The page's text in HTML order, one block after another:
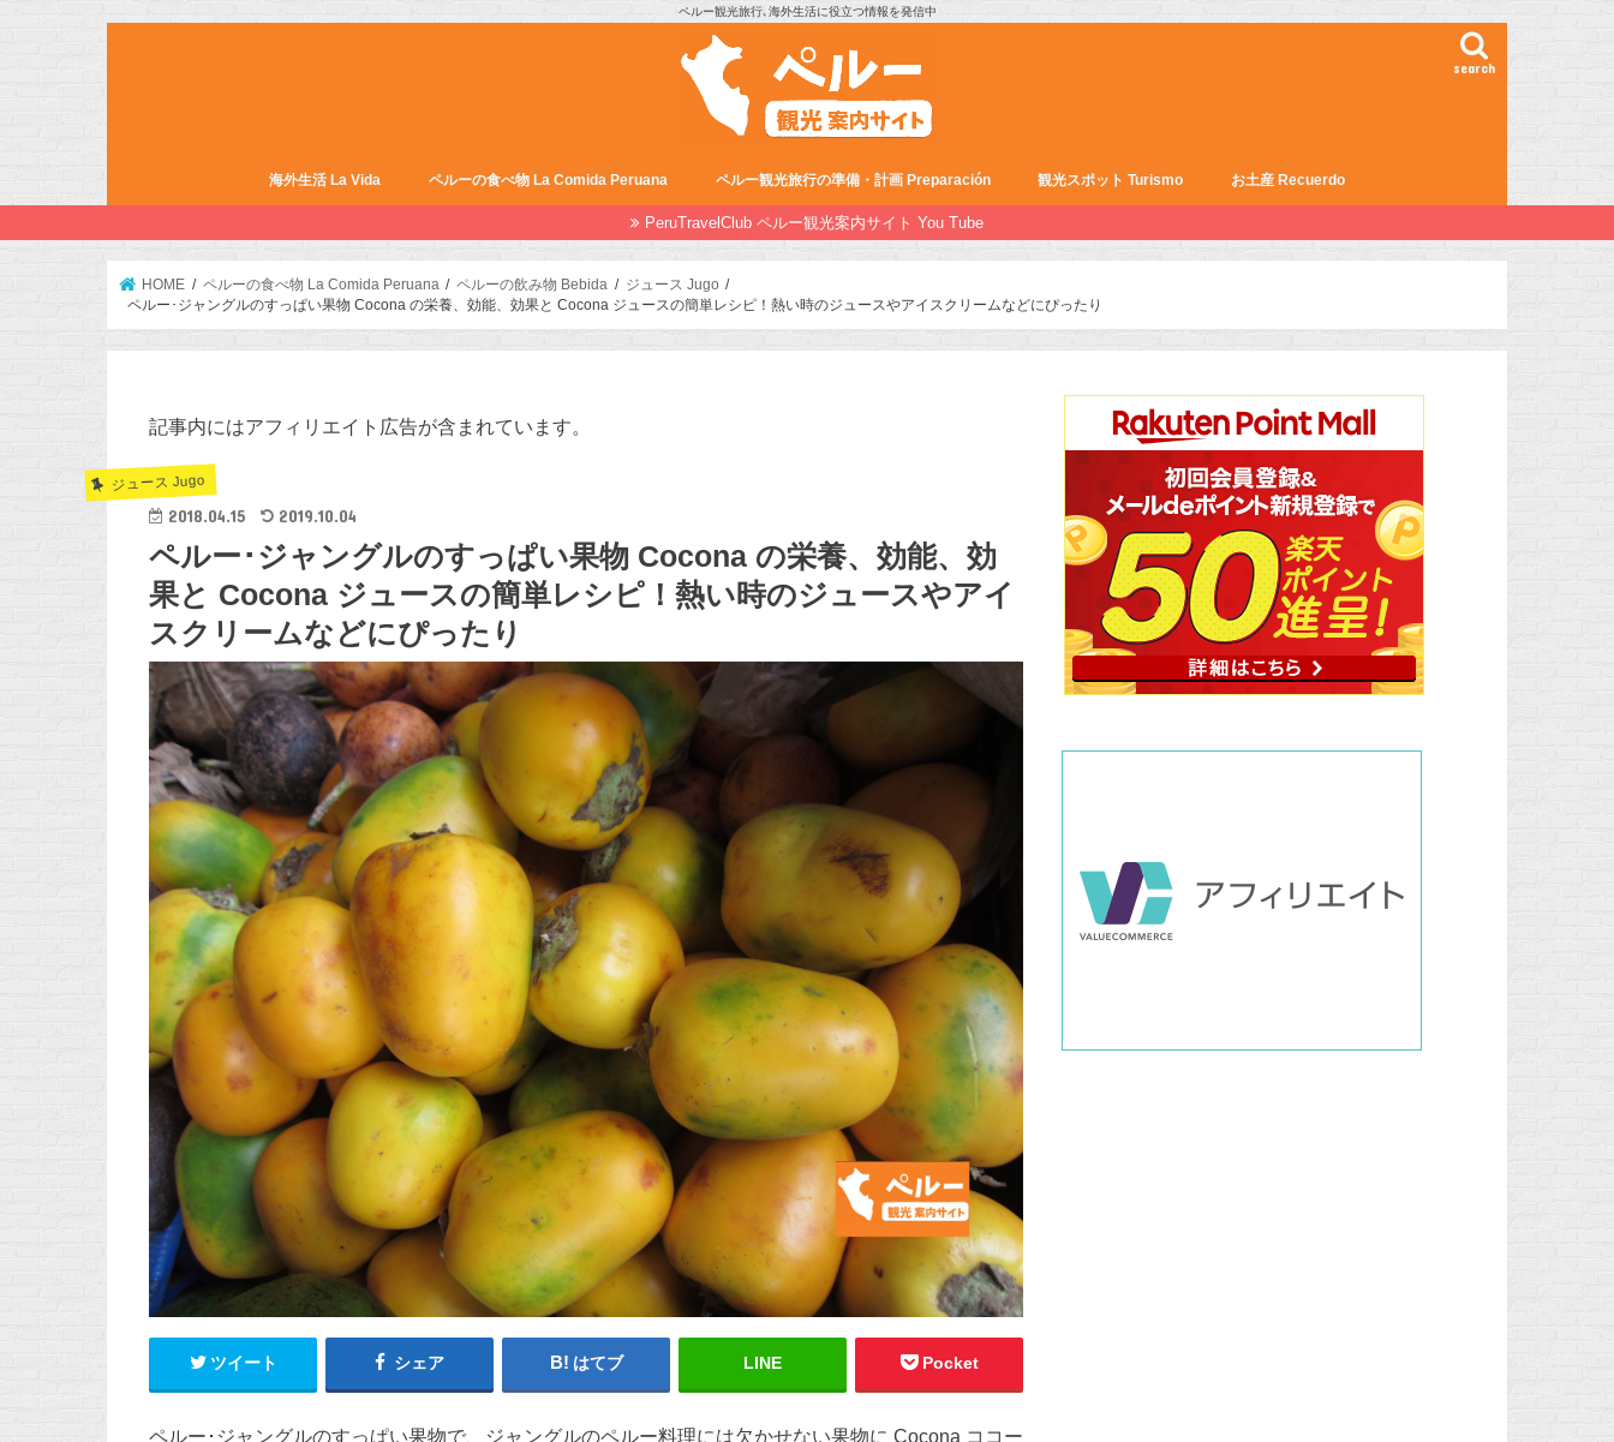
ペルー観光旅行､海外生活に役立つ情報を発信中
search
海外生活 La Vida ペルーの食べ物 La Comida Peruana ペルー観光旅行の準備・計画 Preparación 観光スポット Turismo お土産 Recuerdo
PeruTravelClub ペルー観光案内サイト You Tube
HOME ペルーの食べ物 La Comida Peruana ペルーの飲み物 Bebida
ジュース Jugo
ペルー･ジャングルのすっぱい果物 Cocona の栄養、効能、効果と Cocona ジュースの簡単レシピ！熱い時のジュースやアイスクリームなどにぴったり
記事内にはアフィリエイト広告が含まれています。
ジュース Jugo
2018.04.15 2019.10.04
ペルー･ジャングルのすっぱい果物 Cocona の栄養、効能、効
果と Cocona ジュースの簡単レシピ！熱い時のジュースやアイ
スクリームなどにぴったり
ツイート シェア はてブ LINE Pocket
ペルー･ジャングルのすっぱい果物で、ジャングルのペルー料理には欠かせない果物に Cocona ココー